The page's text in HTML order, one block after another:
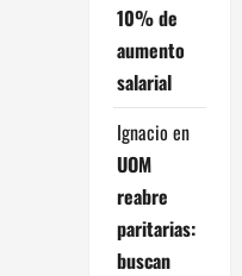
10% de
aumento
salarial
Ignacio en
UOM
reabre
paritarias:
buscan